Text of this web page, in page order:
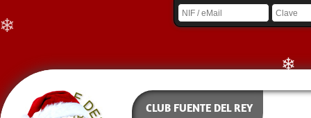
CLUB FUENTE DEL REY
❄
❄
❄